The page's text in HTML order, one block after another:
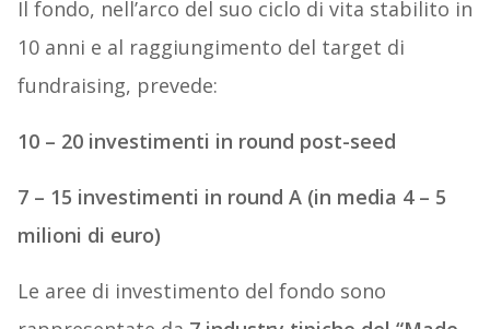
Il fondo, nell’arco del suo ciclo di vita stabilito in
10 anni e al raggiungimento del target di
fundraising, prevede:
10 – 20 investimenti in round post-seed
7 – 15 investimenti in round A (in media 4 – 5
milioni di euro)
Le aree di investimento del fondo sono